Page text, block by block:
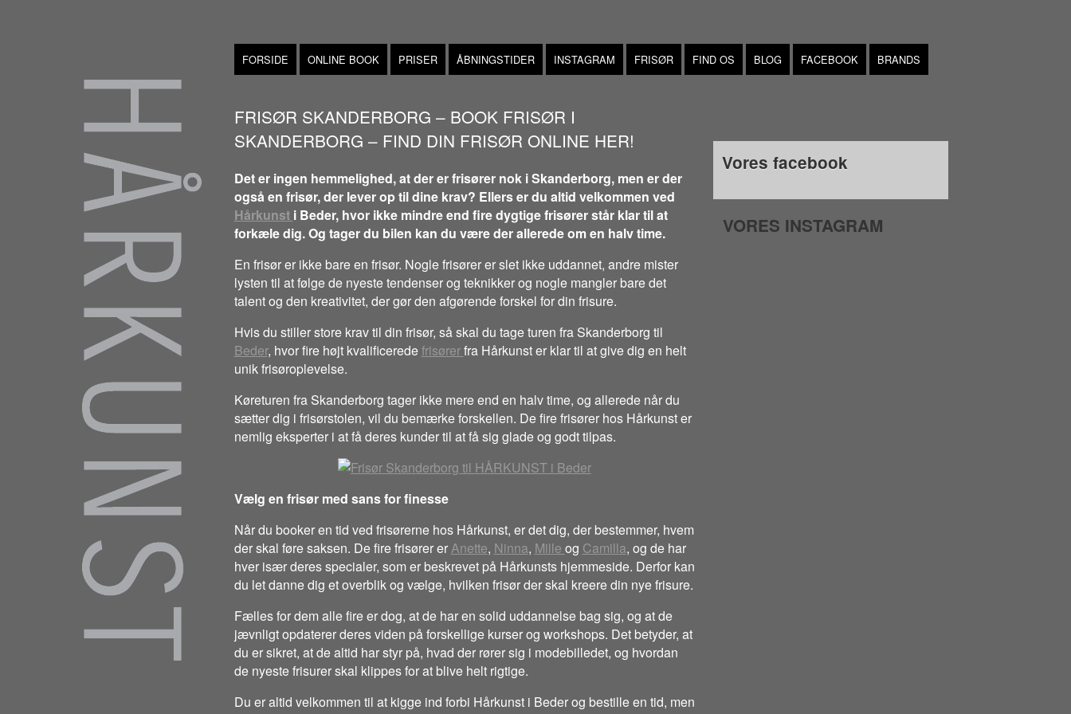
FORSIDE ONLINE BOOK PRISER ÅBNINGSTIDER INSTAGRAM FRISØR FIND OS BLOG FACEBOOK BRANDS
FRISØR SKANDERBORG – BOOK FRISØR I
SKANDERBORG – FIND DIN FRISØR ONLINE HER!
Det er ingen hemmelighed, at der er frisører nok i Skanderborg, men er der
også en frisør, der lever op til dine krav? Ellers er du altid velkommen ved
Hårkunst i Beder, hvor ikke mindre end fire dygtige frisører står klar til at
forkæle dig. Og tager du bilen kan du være der allerede om en halv time.
En frisør er ikke bare en frisør. Nogle frisører er slet ikke uddannet, andre mister
lysten til at følge de nyeste tendenser og teknikker og nogle mangler bare det
talent og den kreativitet, der gør den afgørende forskel for din frisure.
Hvis du stiller store krav til din frisør, så skal du tage turen fra Skanderborg til
Beder, hvor fire højt kvalificeredefrisørerfra Hårkunst er klar til at give dig en helt
unik frisøroplevelse.
Køreturen fra Skanderborg tager ikke mere end en halv time, og allerede når du
sætter dig i frisørstolen, vil du bemærke forskellen. De fire frisører hos Hårkunst er
nemlig eksperter i at få deres kunder til at få sig glade og godt tilpas.
Vælg en frisør med sans for finesse
Når du booker en tid ved frisørerne hos Hårkunst, er det dig, der bestemmer, hvem
der skal føre saksen. De fire frisører erAnette, Ninna, Mille og Camilla, og de har
hver især deres specialer, som er beskrevet på Hårkunsts hjemmeside. Derfor kan
du let danne dig et overblik og vælge, hvilken frisør der skal kreere din nye frisure.
Fælles for dem alle fire er dog, at de har en solid uddannelse bag sig, og at de
jævnligt opdaterer deres viden på forskellige kurser og workshops. Det betyder, at
du er sikret, at de altid har styr på, hvad der rører sig i modebilledet, og hvordan
de nyeste frisurer skal klippes for at blive helt rigtige.
Du er altid velkommen til at kigge ind forbi Hårkunst i Beder og bestille en tid, men
Vores facebook
VORES INSTAGRAM